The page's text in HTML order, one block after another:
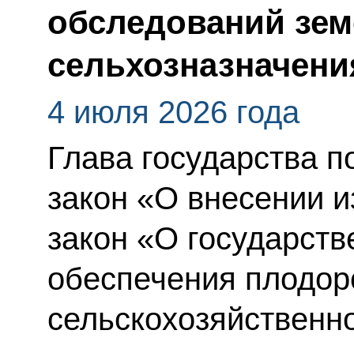
обследований
4 июля 2026 года
Глава государства
закон «О внесении
закон «О
обеспечения